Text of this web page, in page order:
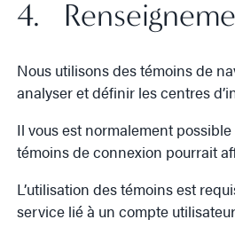
4.
Nous utilisons des témoins de
analyser et définir les centres
Il vous est normalement
témoins de connexion pourrait
L’utilisation des témoins est
service lié à un compte